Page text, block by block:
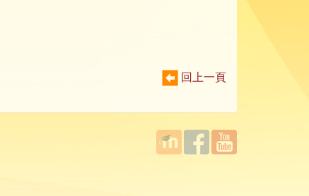
回上一頁